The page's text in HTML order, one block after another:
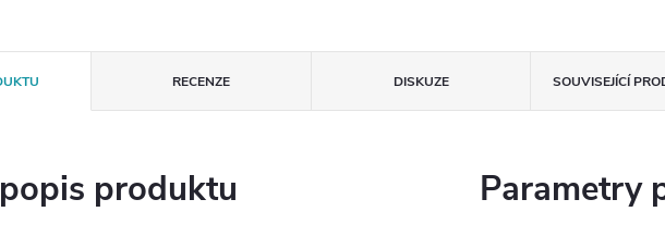
RECENZE DISKUZE SOUVISEJÍCÍ
produktu Parametry